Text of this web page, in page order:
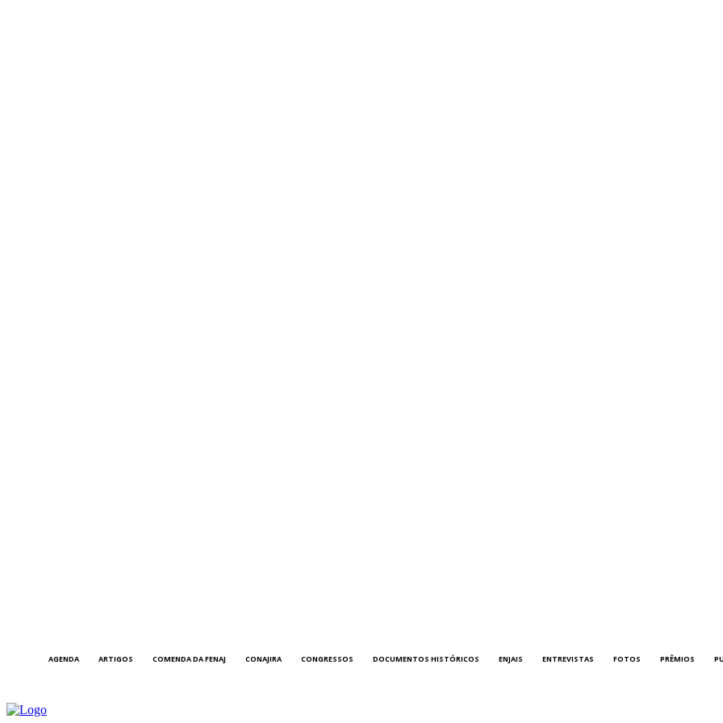
AGENDA ARTIGOS COMENDA DA FENAJ CONAJIRA CONGRESSOS DOCUMENTOS HISTÓRICOS ENJAIS ENTREVISTAS FOTOS PRÊMIOS